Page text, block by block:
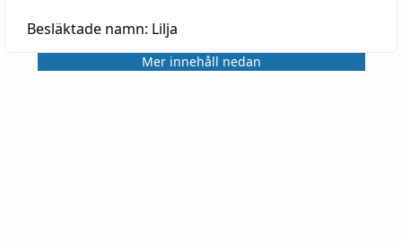
Besläktade namn: Lilja
Mer innehåll nedan